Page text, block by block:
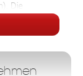
Die
Der 76A